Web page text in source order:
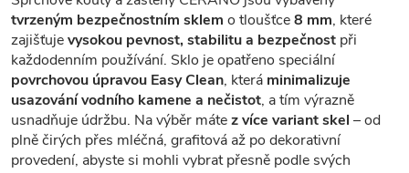
tvrzeným bezpečnostním sklem o tloušťce8 mm, které
zajišťujevysokou pevnost, stabilitu a bezpečnost při
každodenním používání. Sklo je opatřeno speciální
povrchovou úpravou Easy Clean, která minimalizuje
usazování vodního kamene a nečistot, a tím výrazně
usnadňuje údržbu. Na výběr mátez více variant skel – od
plně čirých přes mléčná, grafitová až po dekorativní
provedení, abyste si mohli vybrat přesně podle svých